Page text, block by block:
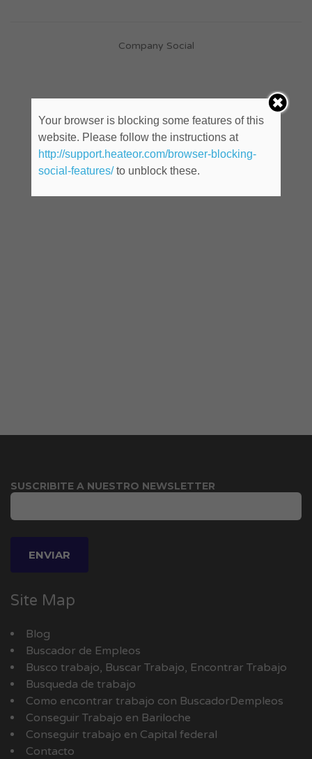
Company Social
SUSCRIBITE A NUESTRO NEWSLETTER
Site Map
Blog
Buscador de Empleos
Busco trabajo, Buscar Trabajo, Encontrar Trabajo
Busqueda de trabajo
Como encontrar trabajo con BuscadorDempleos
Conseguir Trabajo en Bariloche
Conseguir trabajo en Capital federal
Contacto
Your browser is blocking some features of this
website. Please follow the instructions at
http://support.heateor.com/browser-blocking-
social-features/to unblock these.